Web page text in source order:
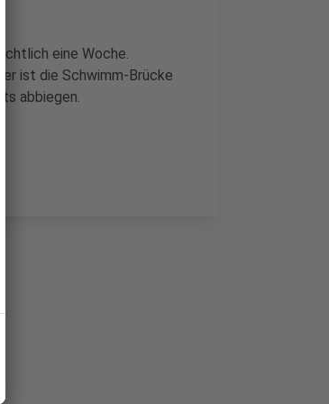
eine Woche.
ist die Schwimm-Brücke
abbiegen.